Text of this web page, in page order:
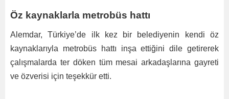
Öz kaynaklarla metrobüs hattı
Alemdar, Türkiye’de ilk kez bir belediyenin kendi öz
kaynaklarıyla metrobüs hattı inşa ettiğini dile getirerek
çalışmalarda ter döken tüm mesai arkadaşlarına gayreti
ve özverisi için teşekkür etti.